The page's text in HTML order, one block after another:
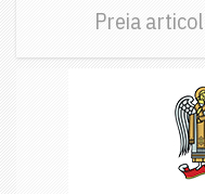
Preia